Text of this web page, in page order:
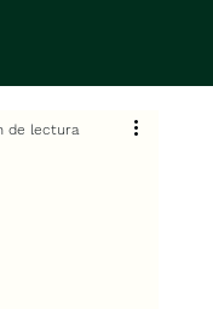
de lectura